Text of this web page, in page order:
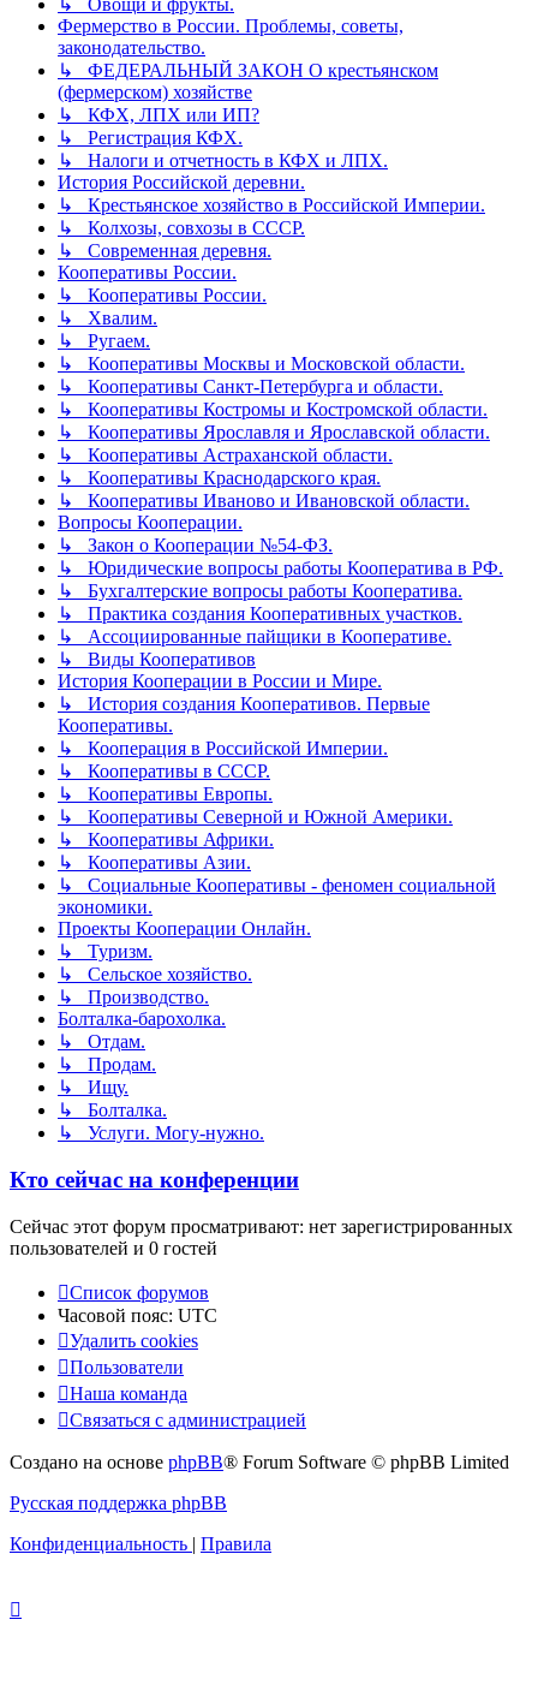
↳ Овощи и фрукты.
Фермерство в России. Проблемы, советы,
законодательство.
↳ ФЕДЕРАЛЬНЫЙ ЗАКОН О крестьянском
(фермерском) хозяйстве
↳ КФХ, ЛПХ или ИП?
↳ Регистрация КФХ.
↳ Налоги и отчетность в КФХ и ЛПХ.
История Российской деревни.
↳ Крестьянское хозяйство в Российской Империи.
↳ Колхозы, совхозы в СССР.
↳ Современная деревня.
Кооперативы России.
↳ Кооперативы России.
↳ Хвалим.
↳ Ругаем.
↳ Кооперативы Москвы и Московской области.
↳ Кооперативы Санкт-Петербурга и области.
↳ Кооперативы Костромы и Костромской области.
↳ Кооперативы Ярославля и Ярославской области.
↳ Кооперативы Астраханской области.
↳ Кооперативы Краснодарского края.
↳ Кооперативы Иваново и Ивановской области.
Вопросы Кооперации.
↳ Закон о Кооперации №54-ФЗ.
↳ Юридические вопросы работы Кооператива в РФ.
↳ Бухгалтерские вопросы работы Кооператива.
↳ Практика создания Кооперативных участков.
↳ Ассоциированные пайщики в Кооперативе.
↳ Виды Кооперативов
История Кооперации в России и Мире.
↳ История создания Кооперативов. Первые
Кооперативы.
↳ Кооперация в Российской Империи.
↳ Кооперативы в СССР.
↳ Кооперативы Европы.
↳ Кооперативы Северной и Южной Америки.
↳ Кооперативы Африки.
↳ Кооперативы Азии.
↳ Социальные Кооперативы - феномен социальной
экономики.
Проекты Кооперации Онлайн.
↳ Туризм.
↳ Сельское хозяйство.
↳ Производство.
Болталка-барохолка.
↳ Отдам.
↳ Продам.
↳ Ищу.
↳ Болталка.
↳ Услуги. Могу-нужно.
Кто сейчас на конференции
Сейчас этот форум просматривают: нет зарегистрированных
пользователей и 0 гостей
Список форумов
Часовой пояс: UTC
Удалить cookies
Пользователи
Наша команда
Связаться с администрацией
Создано на основе phpBB® Forum Software © phpBB Limited
Русская поддержка phpBB
Конфиденциальность | Правила